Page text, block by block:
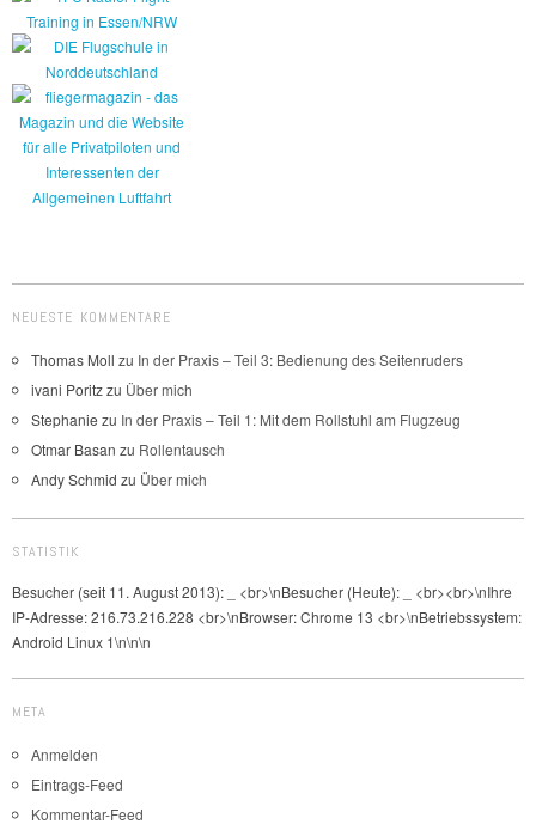
NEUESTE KOMMENTARE
Thomas Moll zu In der Praxis – Teil 3: Bedienung des Seitenruders
ivani Poritzzu Über mich
Stephanie zu In der Praxis – Teil 1: Mit dem Rollstuhl am Flugzeug
Otmar Basan zu Rollentausch
Andy Schmid zu Über mich
STATISTIK
Besucher (seit 11. August 2013): <br>\nBesucher (Heute):
<br><br>\nIhre
IP-Adresse: 216.73.216.228 <br>\nBrowser: Chrome 13 <br>\nBetriebssystem:
Android Linux 1\n\n\n
META
Anmelden
Eintrags-Feed
Kommentar-Feed